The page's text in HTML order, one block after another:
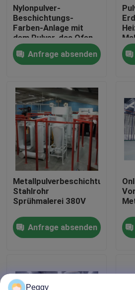
Haus
VR Show
Nylonpulver-
Beschichtungs-
Farben-Anlage mit
dem Pulver, das Ofen
6kw kuriert
Anfrage absenden
Metallpulverbeschichtungslinie
Stahlrohr
Sprühmalerei 380V
Anfrage absenden
Peggy